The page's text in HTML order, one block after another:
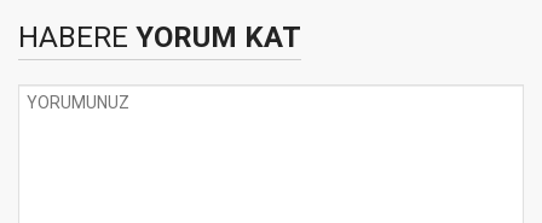
HABERE YORUM KAT